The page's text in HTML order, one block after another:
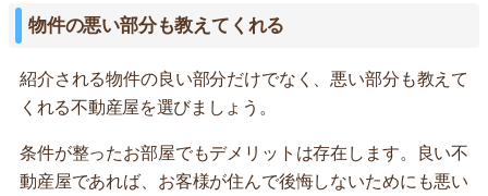
物件の悪い部分も教えてくれる
紹介される物件の良い部分だけでなく、悪い部分も教えて
くれる不動産屋を選びましょう。
条件が整ったお部屋でもデメリットは存在します。良い不
動産屋であれば、お客様が住んで後悔しないためにも悪い